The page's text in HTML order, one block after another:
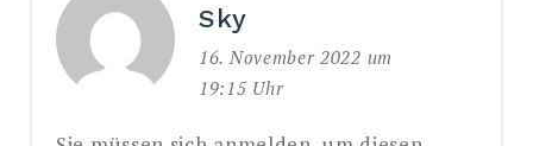
Sky
16. November 2022 um
19:15 Uhr